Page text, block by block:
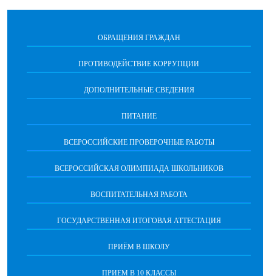
ОБРАЩЕНИЯ ГРАЖДАН
ПРОТИВОДЕЙСТВИЕ КОРРУПЦИИ
ДОПОЛНИТЕЛЬНЫЕ СВЕДЕНИЯ
ПИТАНИЕ
ВСЕРОССИЙСКИЕ ПРОВЕРОЧНЫЕ РАБОТЫ
ВСЕРОССИЙСКАЯ ОЛИМПИАДА ШКОЛЬНИКОВ
ВОСПИТАТЕЛЬНАЯ РАБОТА
ГОСУДАРСТВЕННАЯ ИТОГОВАЯ АТТЕСТАЦИЯ
ПРИЁМ В ШКОЛУ
ПРИЕМ В 10 КЛАССЫ